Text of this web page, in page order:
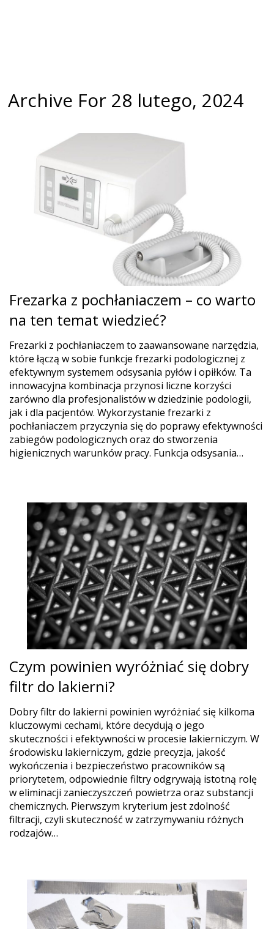
Archive For 28 lutego, 2024
Frezarka z pochłaniaczem – co warto
na ten temat wiedzieć?
Frezarki z pochłaniaczem to zaawansowane narzędzia,
które łączą w sobie funkcje frezarki podologicznej z
efektywnym systemem odsysania pyłów i opiłków. Ta
innowacyjna kombinacja przynosi liczne korzyści
zarówno dla profesjonalistów w dziedzinie podologii,
jak i dla pacjentów. Wykorzystanie frezarki z
pochłaniaczem przyczynia się do poprawy efektywności
zabiegów podologicznych oraz do stworzenia
higienicznych warunków pracy. Funkcja odsysania…
Czym powinien wyróżniać się dobry
filtr do lakierni?
Dobry filtr do lakierni powinien wyróżniać się kilkoma
kluczowymi cechami, które decydują o jego
skuteczności i efektywności w procesie lakierniczym. W
środowisku lakierniczym, gdzie precyzja, jakość
wykończenia i bezpieczeństwo pracowników są
priorytetem, odpowiednie filtry odgrywają istotną rolę
w eliminacji zanieczyszczeń powietrza oraz substancji
chemicznych. Pierwszym kryterium jest zdolność
filtracji, czyli skuteczność w zatrzymywaniu różnych
rodzajów…